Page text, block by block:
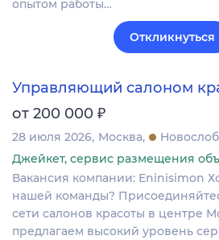
опытом работы…
Откликнуться
Управляющий салоном
от 200 000 ₽
28 июля 2026 Москва
Джейкет, сервис размещения
Вакансия компании: Eninisimon
нашей команды?
сети салонов красоты в центре
предлагаем высокий уровень